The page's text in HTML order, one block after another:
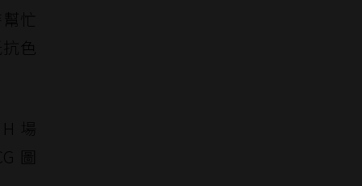
忙
色
場
圖